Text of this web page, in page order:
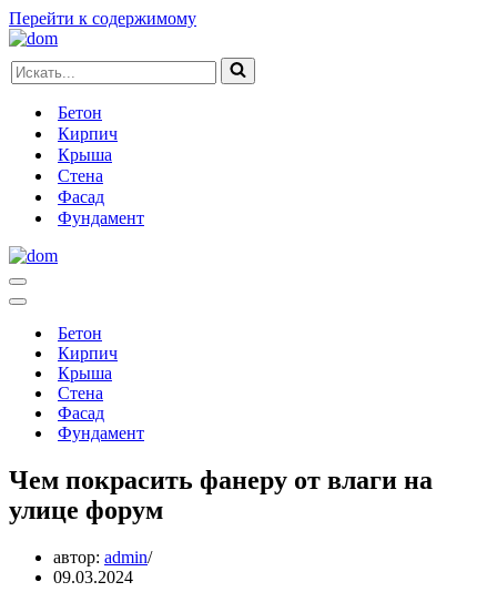
Перейти к содержимому
Искать...
Бетон
Кирпич
Крыша
Стена
Фасад
Фундамент
Меню
навигации
Меню
навигацииБетон
Кирпич
Крыша
Стена
Фасад
Фундамент
Чем покрасить фанеру от влаги на
улице форум
автор: admin
09.03.2024